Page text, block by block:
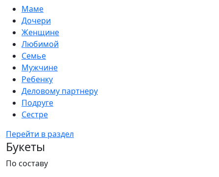
Маме
Дочери
Женщине
Любимой
Семье
Мужчине
Ребенку
Деловому партнеру
Подруге
Сестре
Перейти в раздел
Букеты
По составу